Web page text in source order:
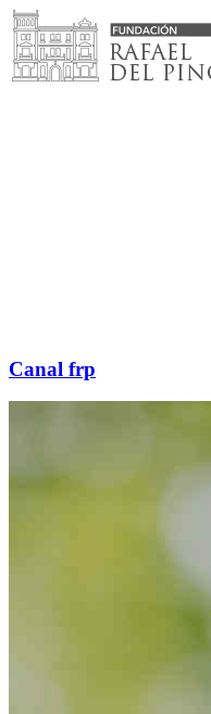
Saltar
al
contenido
Canal frp